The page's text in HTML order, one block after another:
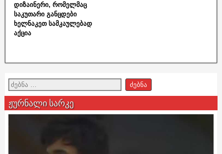
დიზაინერი, რომელმაც
საკუთარი განცდები
ხელნაკეთ სამკაულებად
აქცია
ჟურნალი სარკე